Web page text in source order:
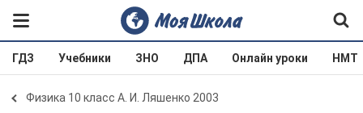
ГДЗ Учебники ЗНО ДПА Онлайн уроки НМТ
Физика 10 класс А. И. Ляшенко 2003